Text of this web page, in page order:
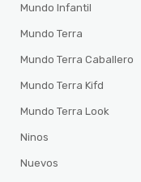
Mundo Infantil
Mundo Terra
Mundo Terra Caballero
Mundo Terra Kifd
Mundo Terra Look
Ninos
Nuevos